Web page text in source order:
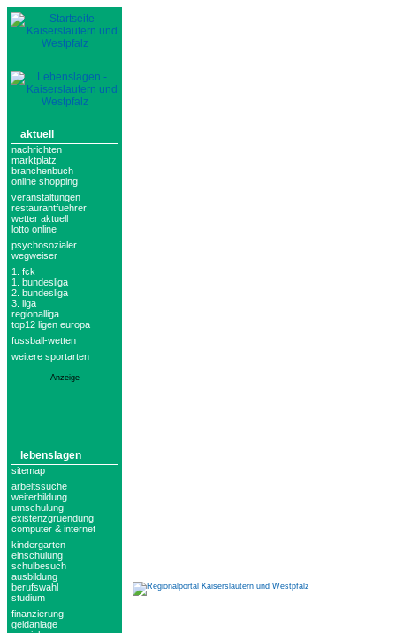
aktuell
nachrichten
marktplatz
branchenbuch
online shopping
veranstaltungen
restaurantfuehrer
wetter aktuell
lotto online
psychosozialer
wegweiser
1. fck
1. bundesliga
2. bundesliga
3. liga
regionalliga
top12 ligen europa
fussball-wetten
weitere sportarten
Anzeige
lebenslagen
sitemap
arbeitssuche
weiterbildung
umschulung
existenzgruendung
computer & internet
kindergarten
einschulung
schulbesuch
ausbildung
berufswahl
studium
finanzierung
geldanlage